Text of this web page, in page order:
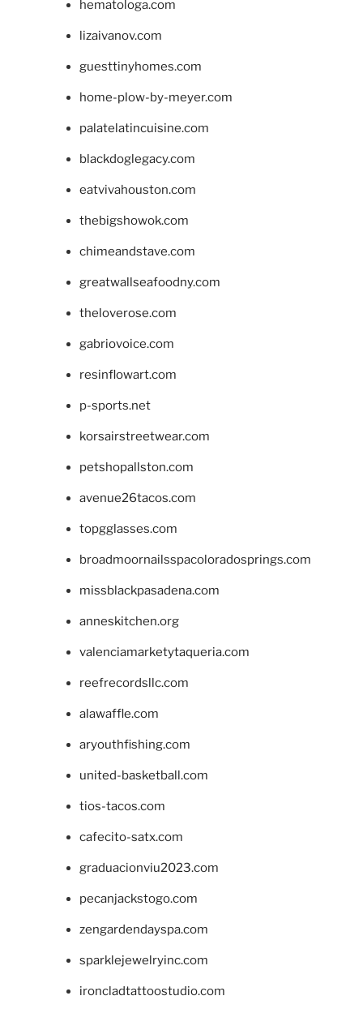
hematologa.com
lizaivanov.com
guesttinyhomes.com
home-plow-by-meyer.com
palatelatincuisine.com
blackdoglegacy.com
eatvivahouston.com
thebigshowok.com
chimeandstave.com
greatwallseafoodny.com
theloverose.com
gabriovoice.com
resinflowart.com
p-sports.net
korsairstreetwear.com
petshopallston.com
avenue26tacos.com
topgglasses.com
broadmoornailsspacoloradosprings.com
missblackpasadena.com
anneskitchen.org
valenciamarketytaqueria.com
reefrecordsllc.com
alawaffle.com
aryouthfishing.com
united-basketball.com
tios-tacos.com
cafecito-satx.com
graduacionviu2023.com
pecanjackstogo.com
zengardendayspa.com
sparklejewelryinc.com
ironcladtattoostudio.com